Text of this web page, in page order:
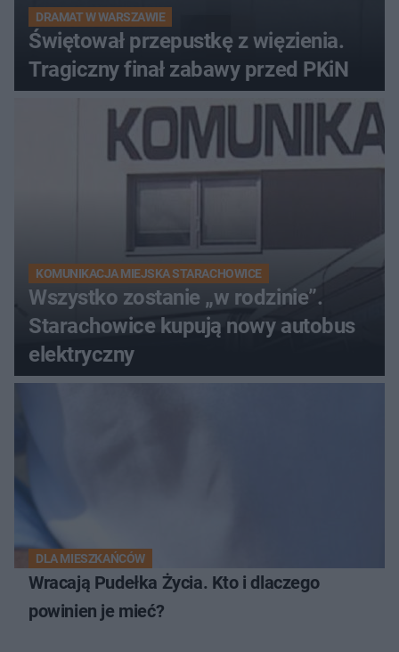
DRAMAT W WARSZAWIE
Świętował przepustkę z więzienia.
Tragiczny finał zabawy przed PKiN
KOMUNIKACJA MIEJSKA STARACHOWICE
Wszystko zostanie „w rodzinie”.
Starachowice kupują nowy autobus
elektryczny
DLA MIESZKAŃCÓW
Wracają Pudełka Życia. Kto i dlaczego
powinien je mieć?